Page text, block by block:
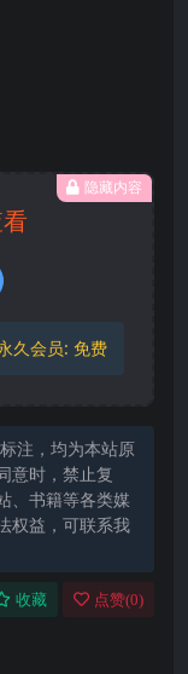
隐藏内容
久会员: 免费
注，均为本站原
意时，禁止复
、书籍等各类媒
权益，可联系我
收藏 点赞(0)